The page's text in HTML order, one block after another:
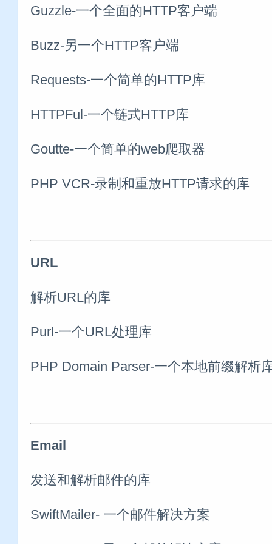
Guzzle-一个全面的HTTP客户端
Buzz-另一个HTTP客户端
Requests-一个简单的HTTP库
HTTPFul-一个链式HTTP库
Goutte-一个简单的web爬取器
PHP VCR-录制和重放HTTP请求的库
URL
解析URL的库
Purl-一个URL处理库
PHP Domain Parser-一个本地前缀解析
Email
发送和解析邮件的库
SwiftMailer- 一个邮件解决方案